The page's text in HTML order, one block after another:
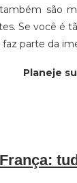
são
Se você é
parte da
Planeje